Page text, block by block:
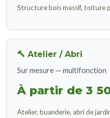
Structure bois massif, toiture
🔨 Atelier / Abri
Sur mesure — multifonction
À partir de 3
Atelier, buanderie, abri de